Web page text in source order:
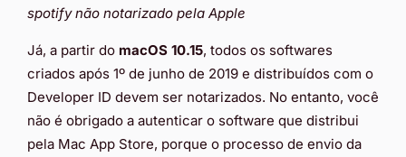
spotify não notarizado pela Apple
Já, a partir do macOS 10.15, todos os softwares
criados após 1º de junho de 2019 e distribuídos com o
Developer ID devem ser notarizados. No entanto, você
não é obrigado a autenticar o software que distribui
pela Mac App Store, porque o processo de envio da